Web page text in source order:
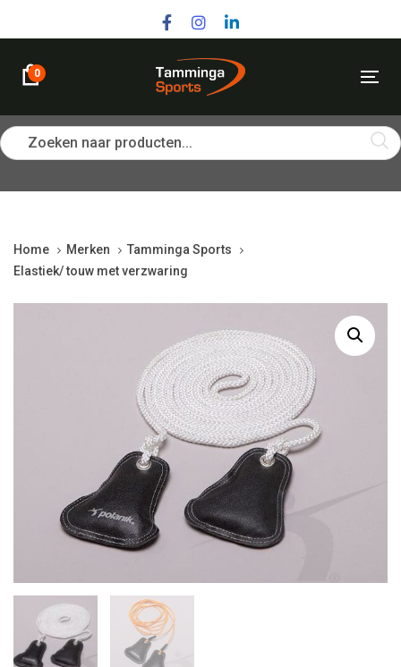
navigation
content
0
Zoeken naar producten...
Home Merken
Tamminga Sports
Elastiek/ touw met verzwaring